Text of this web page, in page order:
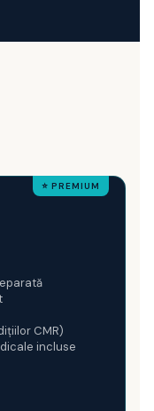
⭐ PREMIUM
CMR)
incluse